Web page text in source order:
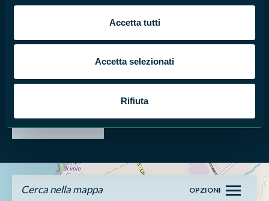
Accetta tutti
Accetta selezionati
Rifiuta
AGO
MONUMENTO NATURALE LA FRASCA
Giornata dedicata alla pulizia
8
2018
Cerca nella mappa OPZIONI